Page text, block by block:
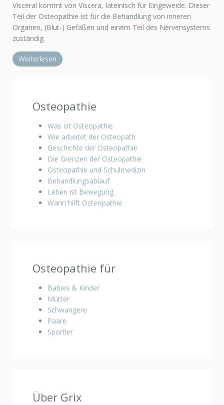
Visceral kommt von Viscera, lateinisch für Eingeweide. Dieser
Teil der Osteopathie ist für die Behandlung von inneren
Organen, (Blut-) Gefäßen und einem Teil des Nervensystems
zuständig.
Weiterlesen
Osteopathie
Was ist Osteopathie
Wie arbeitet der Osteopath
Geschichte der Osteopathie
Die Grenzen der Osteopathie
Osteopathie und Schulmedizin
Behandlungsablauf
Leben ist Bewegung
Wann hilft Osteopathie
Osteopathie für
Babies & Kinder
Mütter
Schwangere
Paare
Sportler
Über Grix